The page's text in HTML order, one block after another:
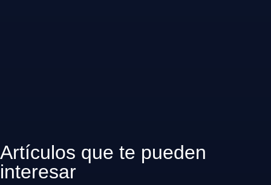
Artículos que te pueden
interesar